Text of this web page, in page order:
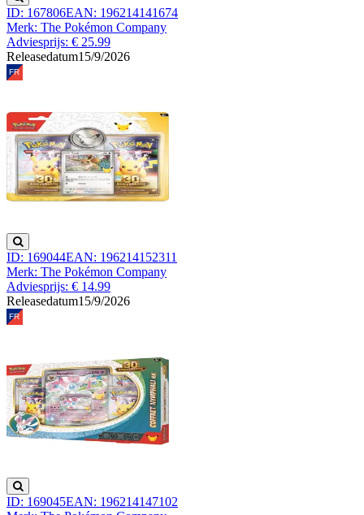
ID: 167806EAN: 196214141674
Merk: The Pokémon Company
Adviesprijs: € 25.99
Releasedatum15/9/2026
ID: 169044EAN: 196214152311
Merk: The Pokémon Company
Adviesprijs: € 14.99
Releasedatum15/9/2026
ID: 169045EAN: 196214147102